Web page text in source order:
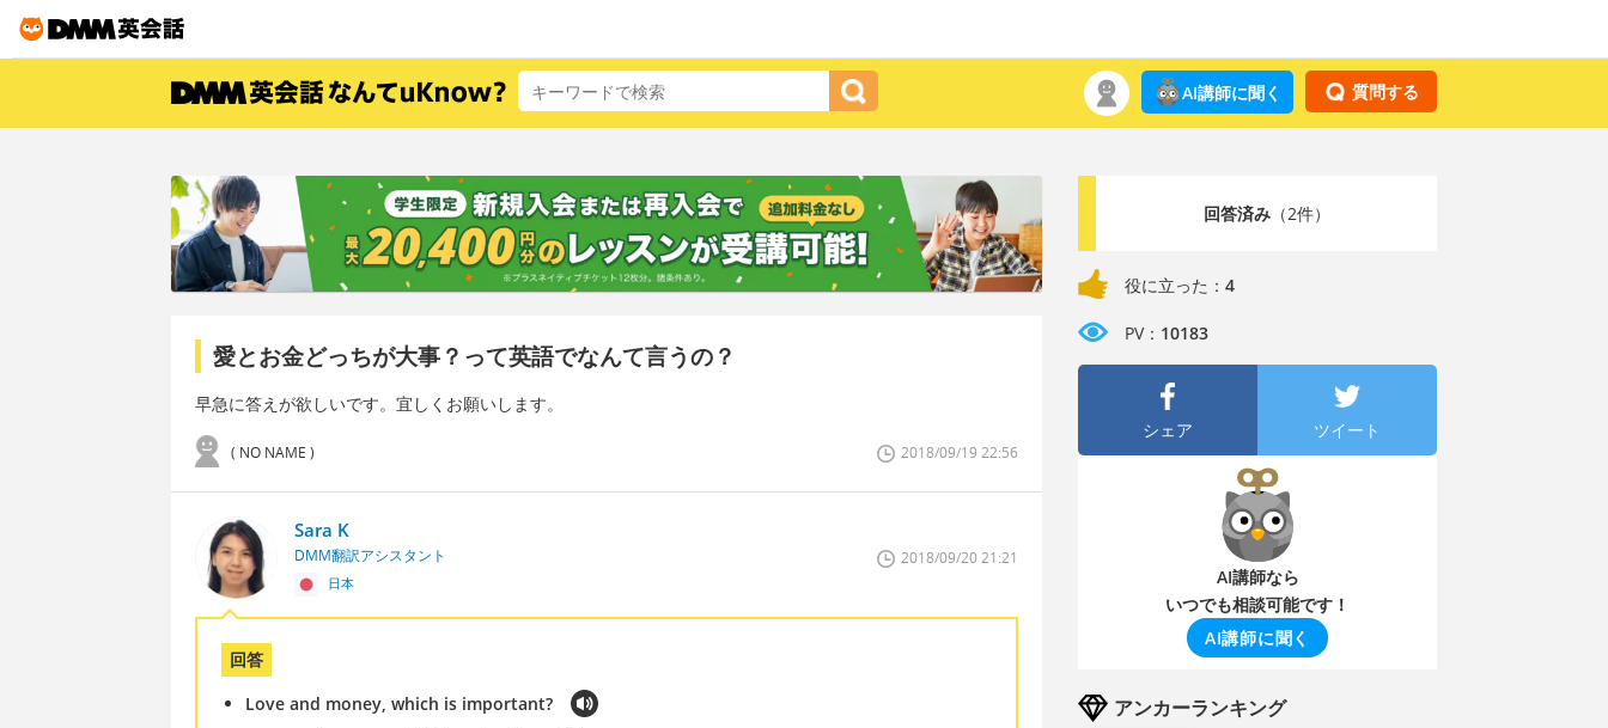
質問する
AI講師に聞く
愛とお金どっちが大事？って英語でなんて言うの？
早急に答えが欲しいです。宜しくお願いします。
( NO NAME ) 2018/09/19 22:56
Sara K
DMM翻訳アシスタント
日本
2018/09/20 21:21
回答
Love and money, which is important?
回答済み（2件）
役に立った： 4
PV： 10183
シェア ツイート
AI講師なら
いつでも相談可能です！
AI講師に聞く
アンカーランキング